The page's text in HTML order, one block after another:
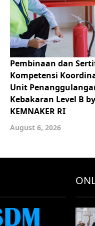
Pembinaan dan
Kompetensi
Unit
Kebakaran Level B by
KEMNAKER RI
August 6, 2026